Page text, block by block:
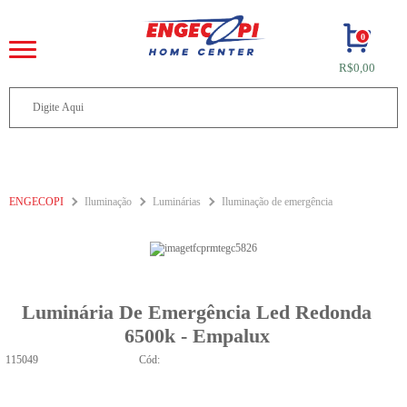
0
R$0,00
ENGECOPI Iluminação Luminárias Iluminação de emergência
Luminária De Emergência Led Redonda
6500k - Empalux
Cód:
115049